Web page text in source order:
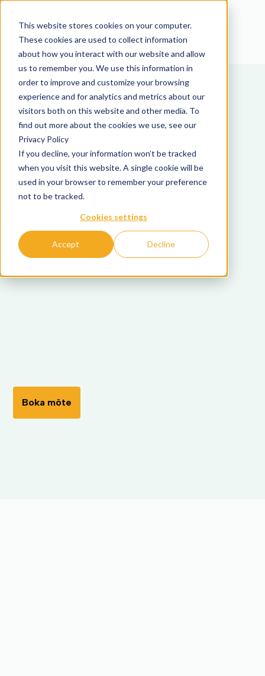
This website stores cookies on your computer.
These cookies are used to collect information
about how you interact with our website and allow
us to remember you. We use this information in
order to improve and customize your browsing
experience and for analytics and metrics about our
visitors both on this website and other media. To
find out more about the cookies we use, see our
Privacy Policy
If you decline, your information won’t be tracked
when you visit this website. A single cookie will be
used in your browser to remember your preference
not to be tracked.
Cookies settings
Accept Decline
Boka möte